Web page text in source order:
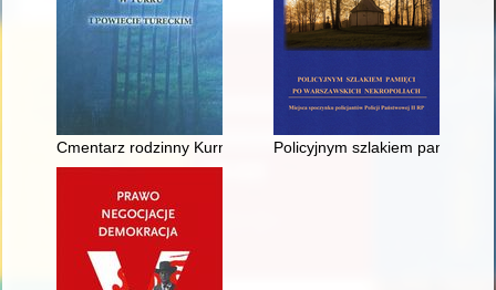
Cmentarz rodzinny Kurnatowskich w Brudzewie
Policyjnym szlakiem pamięci